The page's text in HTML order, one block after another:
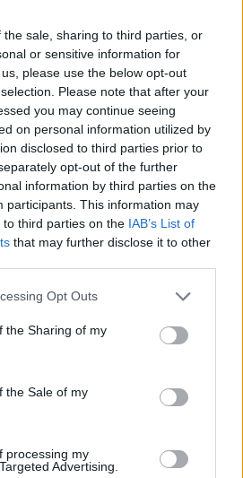
sale, sharing to third parties, or
or sensitive information for
please use the below opt-out
Please note that after your
you may continue seeing
on personal information utilized by
disclosed to third parties prior to
opt-out of the further
information by third parties on the
participants. This information may
third parties on the IAB’s List of
that may further disclose it to other
app uses one or more Google
usage behaviour. You may click to
Google and its third-party tags to
specified purposes in below Google
Opt Outs
the Sharing of my
the Sale of my
processing my
Advertising.
Galli
con volontari sanitari
a spiegare procedure
e diretto, porta
e un quaderno con disegni
pazienti.